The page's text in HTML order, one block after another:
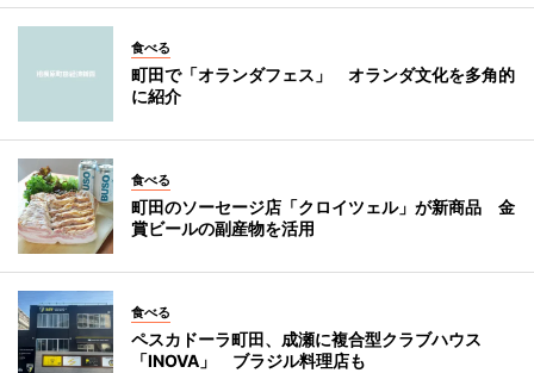
食べる
町田で「オランダフェス」 オランダ文化を多角的
に紹介
食べる
町田のソーセージ店「クロイツェル」が新商品 金
賞ビールの副産物を活用
食べる
ペスカドーラ町田、成瀬に複合型クラブハウス
「INOVA」 ブラジル料理店も